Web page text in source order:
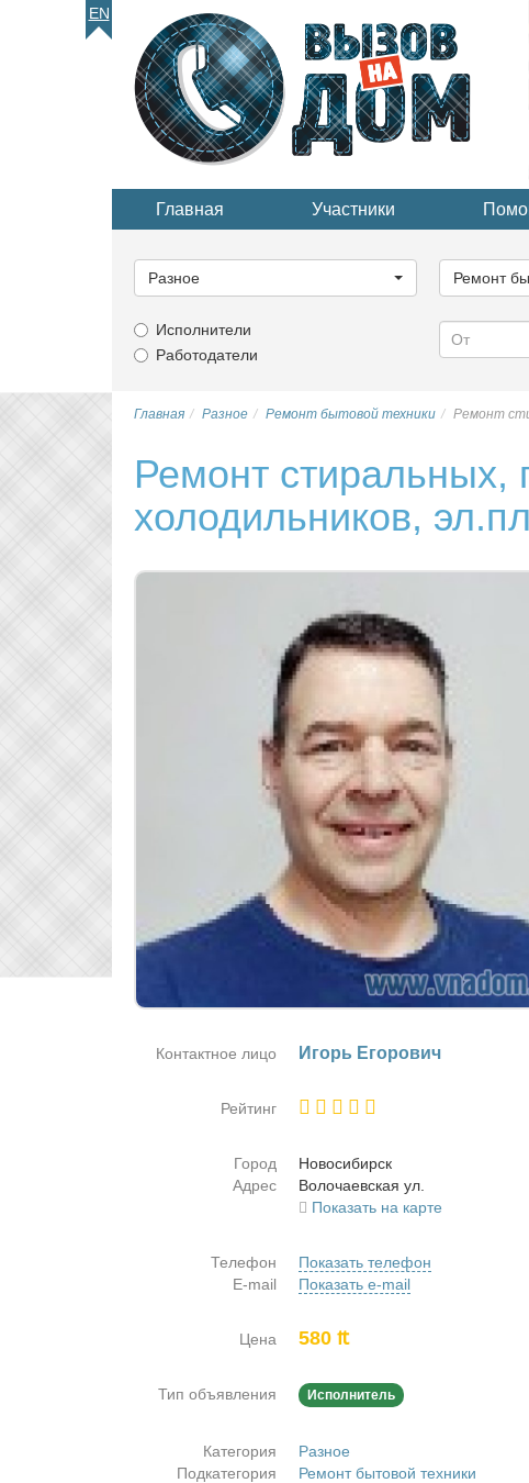
EN
Главная Участники
категорию...
Разное Ремонт
Исполнители
Работодатели
Главная Разное Ремонт бытовой техники Ремонт
Ремонт
холодильников,
Контактное лицо Игорь Его­ро­вич
Рейтинг
Город
Но­во­си­бирск
Адрес
Во­ло­ча­ев­ская ул.
Показать на карте
Телефон
Показать телефон
E-mail
Показать e-mail
Цена 580 ₶
Тип объявления Исполнитель
Категория
Разное
Подкатегория
Ремонт бытовой техники